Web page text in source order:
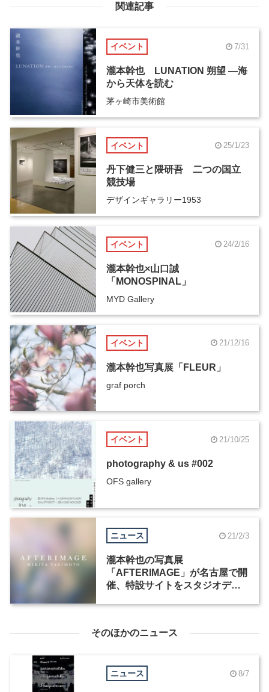
関連記事
イベント 7/31
瀧本幹也 LUNATION 朔望 ―海
から天体を読む
茅ヶ崎市美術館
イベント 25/1/23
丹下健三と隈研吾 二つの国立
競技場
デザインギャラリー1953
イベント 24/2/16
瀧本幹也×山口誠
「MONOSPINAL」
MYD Gallery
イベント 21/12/16
瀧本幹也写真展「FLEUR」
graf porch
イベント 21/10/25
photography & us #002
OFS gallery
ニュース 21/2/3
瀧本幹也の写真展
「AFTERIMAGE」が名古屋で開
催、特設サイトをスタジオディ
そのほかのニュース
ニュース 8/7